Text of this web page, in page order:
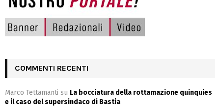
COMMENTI RECENTI
Marco Tettamanti su La bocciatura della rottamazione quinquies
e il caso del supersindaco di Bastia